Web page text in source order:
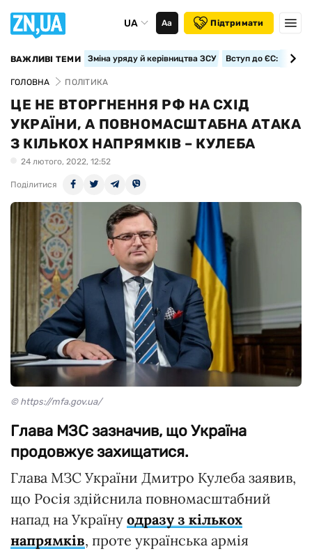
UA Аа Підтримати
ВАЖЛИВІ ТЕМИ Зміна уряду й керівництва ЗСУ Вступ до ЄС:
ГОЛОВНА ПОЛІТИКА
ЦЕ НЕ ВТОРГНЕННЯ РФ НА СХІД
УКРАЇНИ, А ПОВНОМАСШТАБНА АТАКА
З КІЛЬКОХ НАПРЯМКІВ – КУЛЕБА
24 лютого, 2022, 12:52
Поділитися
© https://mfa.gov.ua/
Глава МЗС зазначив, що Україна
продовжує захищатися.
Глава МЗС України Дмитро Кулеба заявив,
що Росія здійснила повномасштабний
напад на Україну одразу з кількох
напрямків, проте українська армія